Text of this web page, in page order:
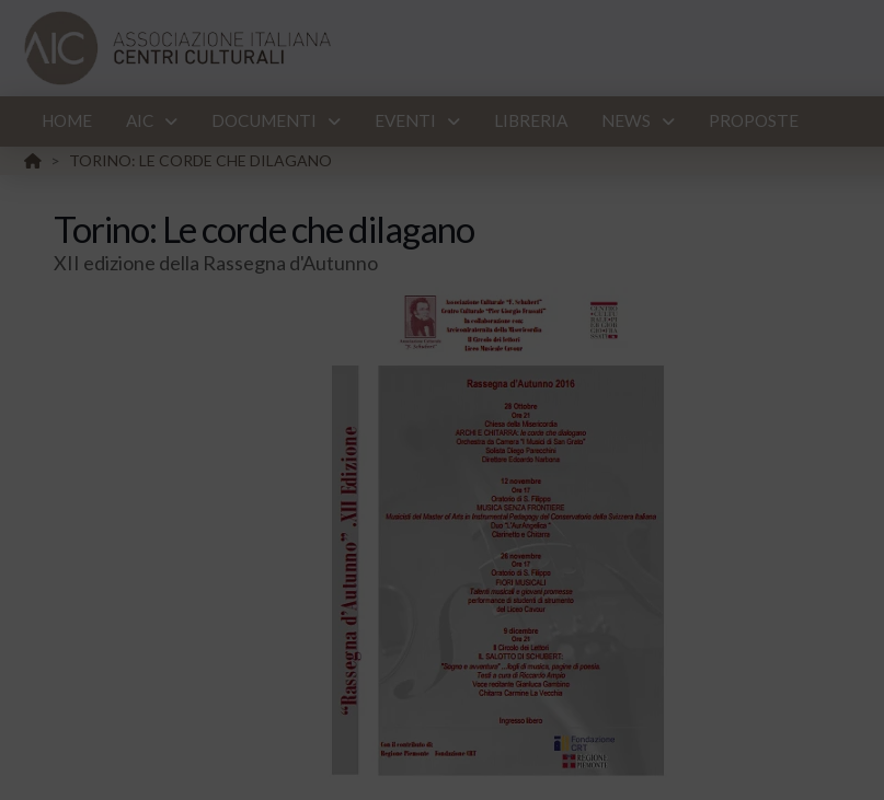
HOME AIC DOCUMENTI EVENTI LIBRERIA NEWS PROPOSTE
HOME
> TORINO: LE CORDE CHE DILAGANO
Torino: Le corde che dilagano
XII edizione della Rassegna d'Autunno